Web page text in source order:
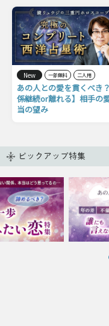
New 一部無料 二人用
あの人との愛を貫くべき
係継続or離れる】相手の
当の望み
ピックアップ特集